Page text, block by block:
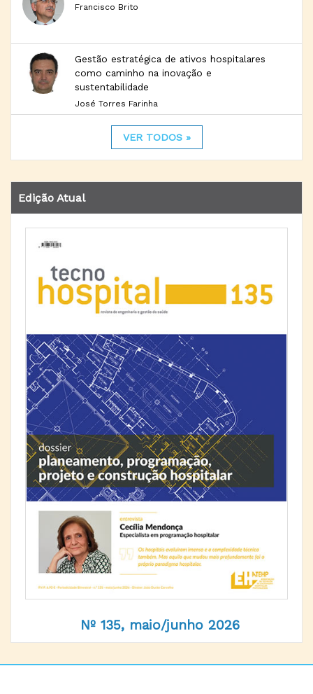
Francisco Brito
Gestão estratégica de ativos hospitalares
como caminho na inovação e
sustentabilidade
José Torres Farinha
VER TODOS »
Edição Atual
Nº 135, maio/junho 2026